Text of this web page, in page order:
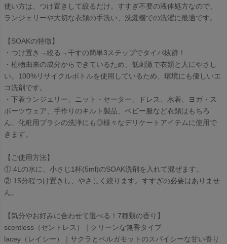
使い方は、つけ置きして絞るだけ。すすぎ不要の液体処方なので、
ランジェリーや大切な衣類の手洗い、洗濯機での洗濯に最適です。
【SOAKの特徴】
・つけ置き→絞る→干すの簡単3ステップでタイパ抜群！
・植物由来の成分からできているため、低刺激で衣類と人にやさし
い。100%リサイクルボトルを使用しているため、環境にも優しいエ
コ洗剤です。
・下着ランジェリー、ニット・セーター、ドレス、水着、ヨガ・ス
ポーツウェア、手作りのキルト製品、ベビー服など衣類はもちろ
ん、化粧用ブラシの洗浄にも◎様々なデリケートアイテムに使用で
きます。
【ご使用方法】
① 4Lの水に、小さじ1杯(5ml)のSOAK洗剤を入れて混ぜます。
② 15分程つけ置きし、やさしく絞ります。すすぎの必要はありませ
ん。
【気分やお好みに合わせて選べる！7種類の香り】
scentless（セントレス）｜クリーンな無香タイプ
lacey（レイシー）｜サクラとベルガモットのスパイシーな甘い香り